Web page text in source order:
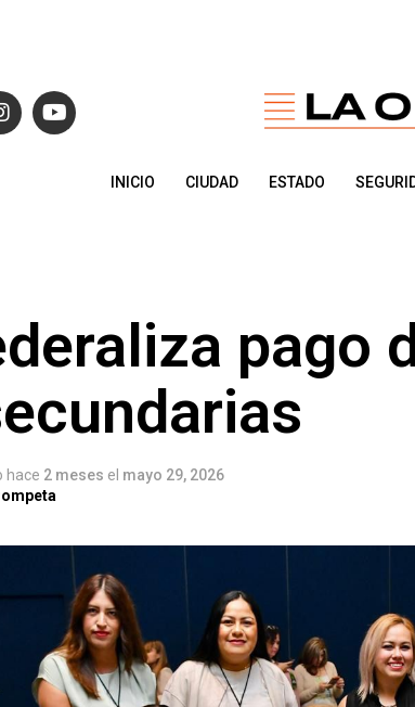
INICIO CIUDAD ESTADO
pago
hace 2 meses el mayo 29, 2026